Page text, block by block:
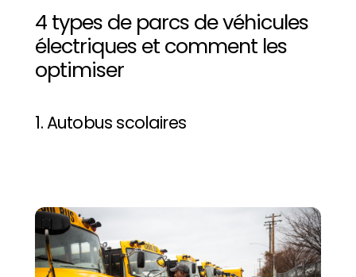
4 types de parcs de véhicules
électriques et comment les
optimiser
1. Autobus scolaires